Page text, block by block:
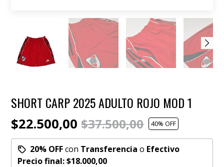
SHORT CARP 2025 ADULTO ROJO MOD 1
$22.500,00$37.500,00 40% OFF
20% OFFcon Transferencia o Efectivo
Precio final:$18.000,00